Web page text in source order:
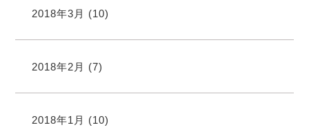
2018年3月 (10)
2018年2月 (7)
2018年1月 (10)